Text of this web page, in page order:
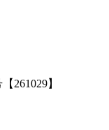
261029】